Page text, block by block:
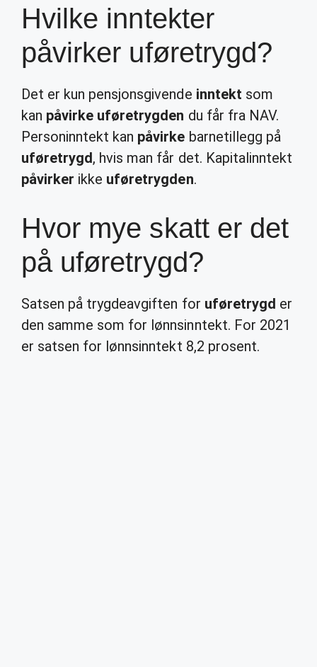
Hvilke inntekter
påvirker uføretrygd?
Det er kun pensjonsgivende inntekt som
kan påvirke uføretrygden du får fra NAV.
Personinntekt kan påvirke barnetillegg på
uføretrygd, hvis man får det. Kapitalinntekt
påvirker ikke uføretrygden.
Hvor mye skatt er det
på uføretrygd?
Satsen på trygdeavgiften for uføretrygd er
den samme som for lønnsinntekt. For 2021
er satsen for lønnsinntekt 8,2 prosent.